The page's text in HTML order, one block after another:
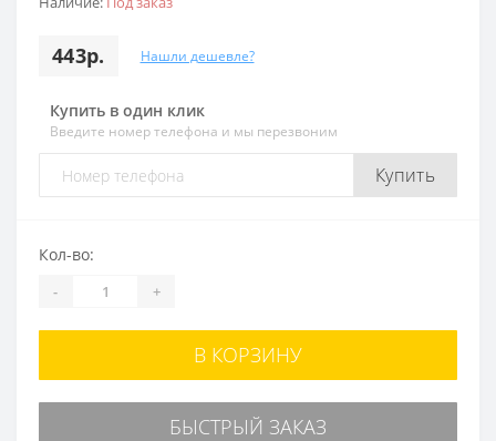
443р. Нашли дешевле?
Купить в один клик
Введите номер телефона и мы перезвоним
Купить
Кол-во:
- +
В КОРЗИНУ
БЫСТРЫЙ ЗАКАЗ